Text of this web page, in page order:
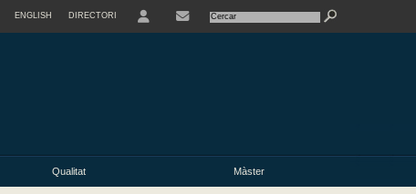
ENGLISH DIRECTORI
Qualitat Màster